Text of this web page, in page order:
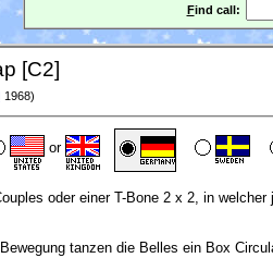
Find call:
[C2]
1968)
or
oder einer T-Bone 2 x 2, in welcher
tanzen die Belles ein Box